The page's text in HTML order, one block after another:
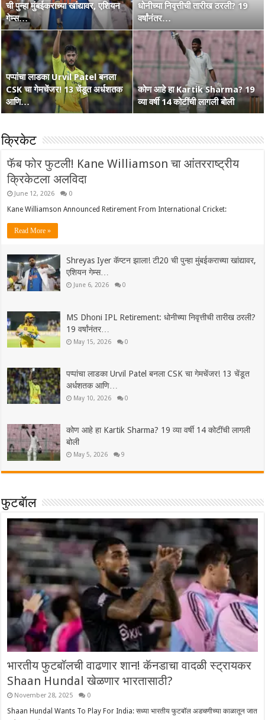
ची पुन्हा मुंबईकराच्या खांद्यावर, एशियन
गेम्स…
धोनीच्या निवृत्तीची तारीख ठरली? 19
वर्षांनंतर…
पप्पांचा लाडका Urvil Patel बनला
CSK चा गेमचेंजर! 13 चेंडूत अर्धशतक
आणि…
कोण आहे हा Kartik Sharma? 19
व्या वर्षी 14 कोटींची लागली बोली
कोण हा Raghu Sharma? वय 33,
कृष्णभक्त, शेन वॉर्न आणि बरंच काही
चा आणखी एक शतकी धमाका! 36 चेंडूत
…
सरपंच श्रेयसच्या Punjab Kings चा
वर्ल्ड रेकॉर्ड! दिल्लीविरूद्ध चेस केले 264
Australia Retain The Ashes
2025-2026
क्रिकेट
फॅब फोर फुटली! Kane Williamson चा आंतरराष्ट्रीय
क्रिकेटला अलविदा
June 12, 2026 0
Kane Williamson Announced Retirement From International Cricket:
Read More »
Shreyas Iyer कॅप्टन झाला! टी20 ची पुन्हा मुंबईकराच्या खांद्यावर,
एशियन गेम्स…
June 6, 2026 0
MS Dhoni IPL Retirement: धोनीच्या निवृत्तीची तारीख ठरली?
19 वर्षांनंतर…
May 15, 2026 0
पप्पांचा लाडका Urvil Patel बनला CSK चा गेमचेंजर! 13 चेंडूत
अर्धशतक आणि…
May 10, 2026 0
कोण आहे हा Kartik Sharma? 19 व्या वर्षी 14 कोटींची लागली
बोली
May 5, 2026 9
फुटबॅाल
भारतीय फुटबॉलची वाढणार शान! कॅनडाचा वादळी स्ट्रायकर
Shaan Hundal खेळणार भारतासाठी?
November 28, 2025 0
Shaan Hundal Wants To Play For India: सध्या भारतीय फुटबॉल अडचणीच्या काळातून जात